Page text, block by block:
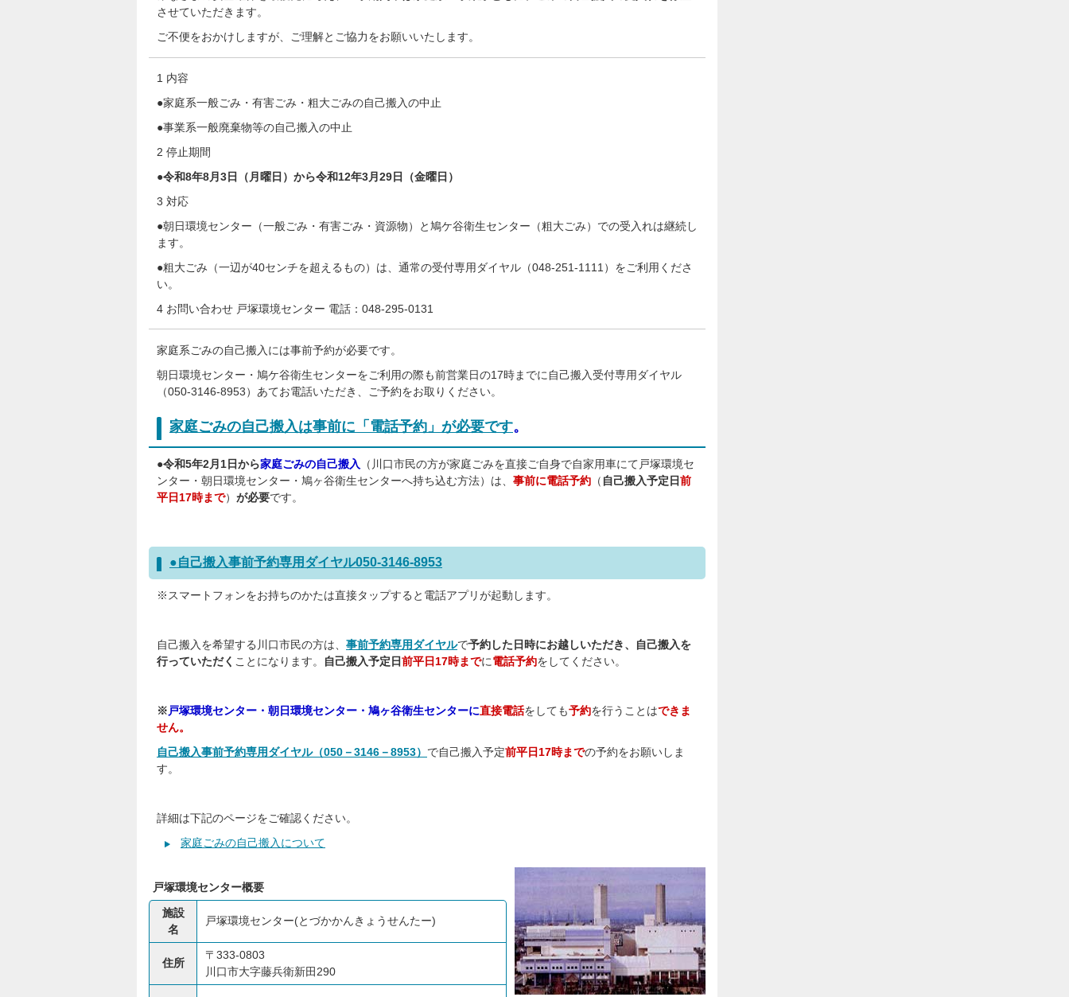
させていただきます。
ご不便をおかけしますが、ご理解とご協力をお願いいたします。
1 内容
●家庭系一般ごみ・有害ごみ・粗大ごみの自己搬入の中止
●事業系一般廃棄物等の自己搬入の中止
2 停止期間
●令和8年8月3日（月曜日）から令和12年3月29日（金曜日）
3 対応
●朝日環境センター（一般ごみ・有害ごみ・資源物）と鳩ケ谷衛生センター（粗大ごみ）での受入れは継続し
ます。
●粗大ごみ（一辺が40センチを超えるもの）は、通常の受付専用ダイヤル（048-251-1111）をご利用くださ
い。
4 お問い合わせ 戸塚環境センター 電話：048-295-0131
家庭系ごみの自己搬入には事前予約が必要です。
朝日環境センター・鳩ケ谷衛生センターをご利用の際も前営業日の17時までに自己搬入受付専用ダイヤル
（050-3146-8953）あてお電話いただき、ご予約をお取りください。
家庭ごみの自己搬入は事前に「電話予約」が必要です。
●令和5年2月1日から家庭ごみの自己搬入
（川口市民の方が家庭ごみを直接ご自身で自家用車にて戸塚環境セ
ンター・朝日環境センター・鳩ヶ谷衛生センターへ持ち込む方法）は、 事前に電話予約 （ 自己搬入予定日前
平日17時まで） が必要です。
●自己搬入事前予約専用ダイヤル050-3146-8953
※スマートフォンをお持ちのかたは直接タップすると電話アプリが起動します。
自己搬入を希望する川口市民の方は、 事前予約専用ダイヤルで予約した日時にお越しいただき、自己搬入を
行っていただく ことになります。 自己搬入予定日前平日17時までに電話予約をしてください。
※ 戸塚環境センター・朝日環境センター・鳩ヶ谷衛生センターに直接電話をしても予約を行うことはできま
せん。
自己搬入事前予約専用ダイヤル（050－3146－8953） で自己搬入予定前平日17時までの予約をお願いしま
す。
詳細は下記のページをご確認ください。
家庭ごみの自己搬入について
戸塚環境センター概要
施設
名
戸塚環境センター(とづかかんきょうせんたー)
住所
〒333-0803
川口市大字藤兵衛新田290